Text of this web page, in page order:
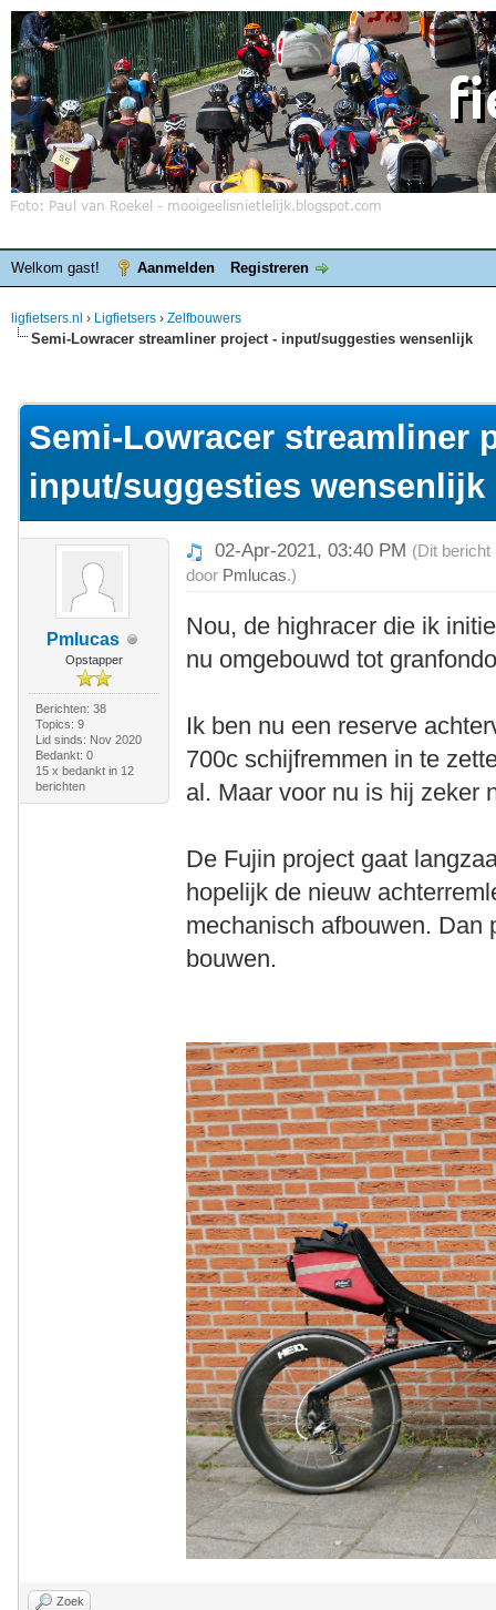
Welkom gast! Aanmelden Registreren
ligfietsers.nl › Ligfietsers › Zelfbouwers
Semi-Lowracer streamliner project - input/suggesties wensenlijk
Semi-Lowracer streamliner
input/suggesties wensenlijk
Pmlucas
Opstapper
Berichten: 38
Topics: 9
Lid sinds: Nov 2020
Bedankt: 0
15 x bedankt in 12
berichten
02-Apr-2021, 03:40 PM (Dit bericht
door Pmlucas.)
Nou, de highracer die ik
nu omgebouwd tot
Ik ben nu een reserve
700c schijfremmen in te
al. Maar voor nu is hij zeker
De Fujin project gaat
hopelijk de nieuw
mechanisch afbouwen. Dan
bouwen.
Zoek